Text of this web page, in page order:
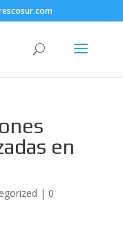
en
| 0